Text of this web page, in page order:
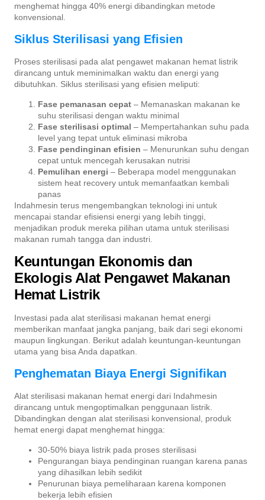
menghemat hingga 40% energi dibandingkan metode
konvensional.
Siklus Sterilisasi yang Efisien
Proses sterilisasi pada alat pengawet makanan hemat listrik
dirancang untuk meminimalkan waktu dan energi yang
dibutuhkan. Siklus sterilisasi yang efisien meliputi:
Fase pemanasan cepat – Memanaskan makanan ke
suhu sterilisasi dengan waktu minimal
Fase sterilisasi optimal – Mempertahankan suhu pada
level yang tepat untuk eliminasi mikroba
Fase pendinginan efisien – Menurunkan suhu dengan
cepat untuk mencegah kerusakan nutrisi
Pemulihan energi – Beberapa model menggunakan
sistem heat recovery untuk memanfaatkan kembali
panas
Indahmesin terus mengembangkan teknologi ini untuk
mencapai standar efisiensi energi yang lebih tinggi,
menjadikan produk mereka pilihan utama untuk sterilisasi
makanan rumah tangga dan industri.
Keuntungan Ekonomis dan
Ekologis Alat Pengawet Makanan
Hemat Listrik
Investasi pada alat sterilisasi makanan hemat energi
memberikan manfaat jangka panjang, baik dari segi ekonomi
maupun lingkungan. Berikut adalah keuntungan-keuntungan
utama yang bisa Anda dapatkan.
Penghematan Biaya Energi Signifikan
Alat sterilisasi makanan hemat energi dari Indahmesin
dirancang untuk mengoptimalkan penggunaan listrik.
Dibandingkan dengan alat sterilisasi konvensional, produk
hemat energi dapat menghemat hingga:
30-50% biaya listrik pada proses sterilisasi
Pengurangan biaya pendinginan ruangan karena panas
yang dihasilkan lebih sedikit
Penurunan biaya pemeliharaan karena komponen
bekerja lebih efisien